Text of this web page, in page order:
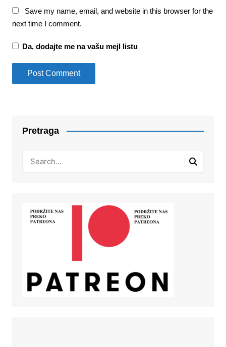
Save my name, email, and website in this browser for the
next time I comment.
Da, dodajte me na vašu mejl listu
Pretraga